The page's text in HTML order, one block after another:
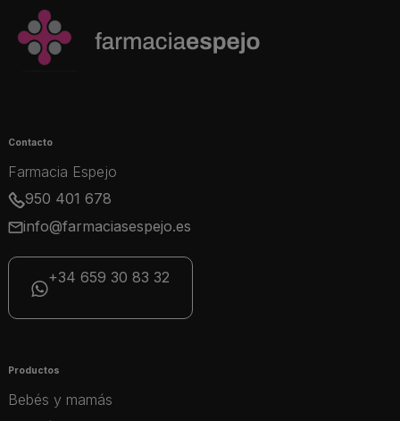
Contacto
Farmacia Espejo
950 401 678
info@farmaciasespejo.es
+34 659 30 83 32
Productos
Bebés y mamás